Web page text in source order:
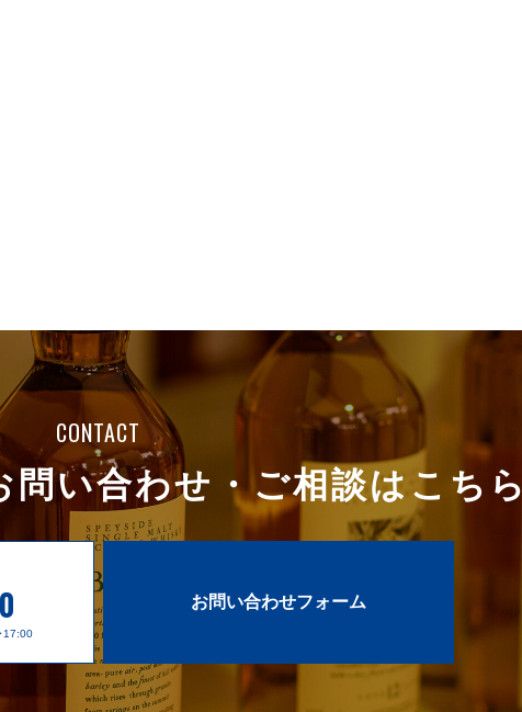
CONTACT
問い合わせ・ご相談はこちら
17:00
お問い合わせフォーム